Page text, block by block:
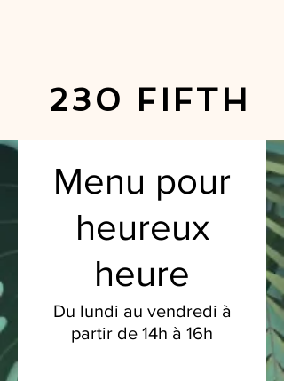
230 FIFTH
Menu pour
heureux
heure
Du lundi au vendredi à
partir de 14h à 16h